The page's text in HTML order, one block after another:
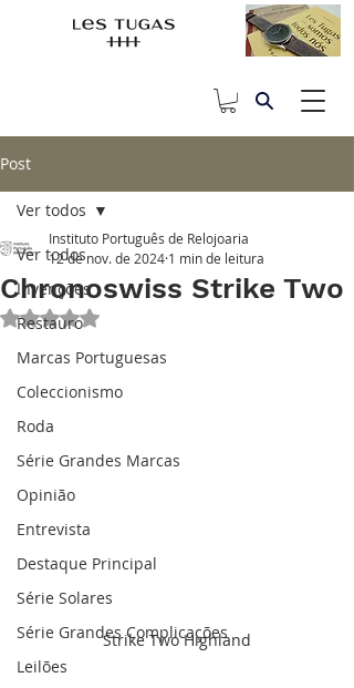
Post
Ver todos
Invenções
Restauro
Marcas Portuguesas
Coleccionismo
Roda
Série Grandes Marcas
Opinião
Entrevista
Destaque Principal
Série Solares
Série Grandes Complicações
Leilões
Ver todos
Chronoswiss Strike Two
Instituto Português de Relojoaria
12 de nov. de 2024 1 min de leitura
Avaliado com NaN de 5 estrelas.
Strike Two Highland